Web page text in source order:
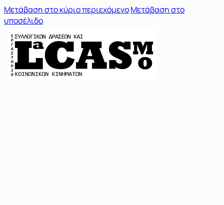
Μετάβαση στο κύριο περιεχόμενοΜετάβαση στο
υποσέλιδο